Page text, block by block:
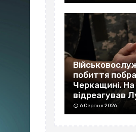
побиття
Черкащині.
відреагував
6 Серпня 2026